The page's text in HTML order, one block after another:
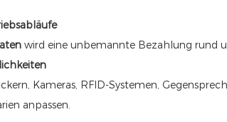
wird eine unbemannte Bezahlung rund
Kameras, RFID-Systemen,
anpassen.